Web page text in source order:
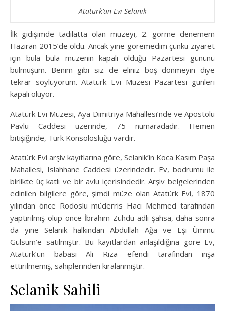
Atatürk’ün Evi-Selanik
İlk gidişimde tadilatta olan müzeyi, 2. görme denemem
Haziran 2015’de oldu. Ancak yine göremedim çünkü ziyaret
için bula bula müzenin kapalı olduğu Pazartesi gününü
bulmuşum. Benim gibi siz de eliniz boş dönmeyin diye
tekrar söylüyorum. Atatürk Evi Müzesi Pazartesi günleri
kapalı oluyor.
Atatürk Evi Müzesi, Aya Dimitriya Mahallesi’nde ve Apostolu
Pavlu Caddesi üzerinde, 75 numaradadır. Hemen
bitişiğinde, Türk Konsolosluğu vardır.
Atatürk Evi arşiv kayıtlarına göre, Selanik’in Koca Kasım Paşa
Mahallesi, Islahhane Caddesi üzerindedir. Ev, bodrumu ile
birlikte üç katlı ve bir avlu içerisindedir. Arşiv belgelerinden
edinilen bilgilere göre, şimdi müze olan Atatürk Evi, 1870
yılından önce Rodoslu müderris Hacı Mehmed tarafından
yaptırılmış olup önce İbrahim Zühdü adlı şahsa, daha sonra
da yine Selanik halkından Abdullah Ağa ve Eşi Ümmü
Gülsüm’e satılmıştır. Bu kayıtlardan anlaşıldığına göre Ev,
Atatürk’ün babası Ali Rıza efendi tarafından inşa
ettirilmemiş, sahiplerinden kiralanmıştır.
Selanik Sahili